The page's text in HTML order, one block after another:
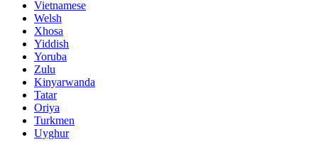
Vietnamese
Welsh
Xhosa
Yiddish
Yoruba
Zulu
Kinyarwanda
Tatar
Oriya
Turkmen
Uyghur